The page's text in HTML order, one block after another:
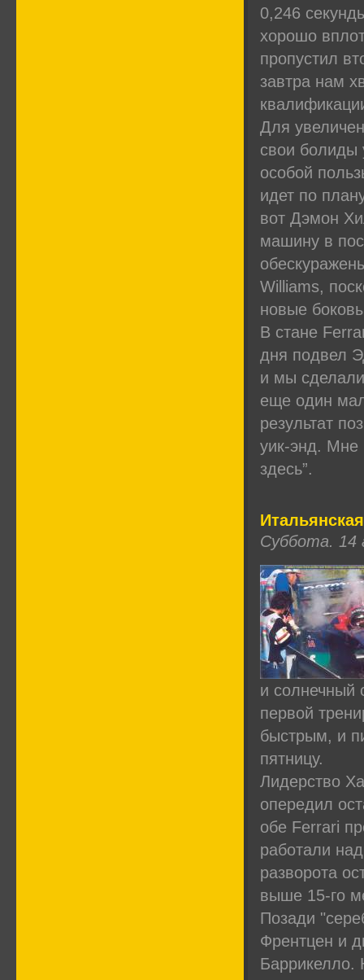
0,246
хорошо
пропустил
завтра нам
Для
свои болиды
особой
идет по
вот Дэмон
машину в
Williams,
новые
В стане
дня подвел
и мы
еще один
результат
уик-энд. Мне
здесь”.
Суббота. 14
и солнечный
первой
быстрым, и
пятницу.
Лидерство
опередил
обе Ferrari
работали
разворота
выше 15-го
Позади
Френтцен и
Баррикелло.